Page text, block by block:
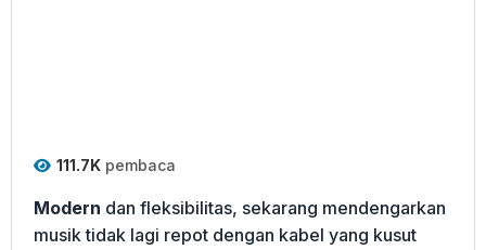
111.7K pembaca
Modern dan fleksibilitas, sekarang mendengarkan
musik tidak lagi repot dengan kabel yang kusut